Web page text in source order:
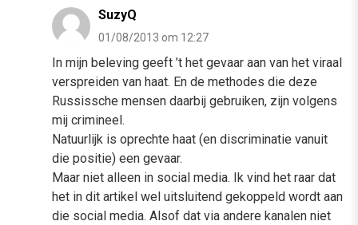
SuzyQ
01/08/2013 om 12:27
In mijn beleving geeft ’t het gevaar aan van het viraal
verspreiden van haat. En de methodes die deze
Russissche mensen daarbij gebruiken, zijn volgens
mij crimineel.
Natuurlijk is oprechte haat (en discriminatie vanuit
die positie) een gevaar.
Maar niet alleen in social media. Ik vind het raar dat
het in dit artikel wel uitsluitend gekoppeld wordt aan
die social media. Alsof dat via andere kanalen niet